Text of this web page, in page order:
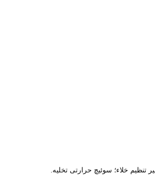
خلاء؛ سوئیچ حرارتی تخلیه.